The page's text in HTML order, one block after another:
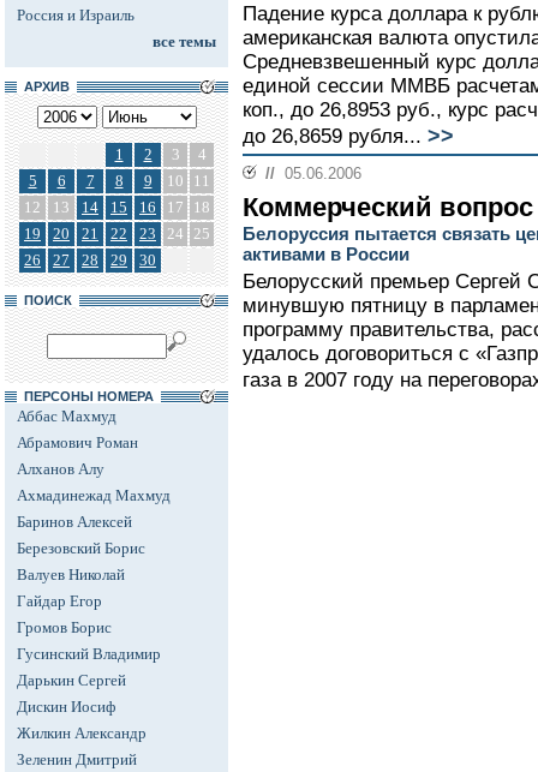
Россия и Израиль
все темы
АРХИВ
1 2 3
4
5
6 7 8 9 10
11
12
13 14 15 16 17
18
19
20 21 22 23 24 25
26
27 28 29 30
ПОИСК
ПЕРСОНЫ НОМЕРА
Аббас Махмуд
Абрамович Роман
Алханов Алу
Ахмадинежад Махмуд
Баринов Алексей
Березовский Борис
Валуев Николай
Гайдар Егор
Громов Борис
Гусинский Владимир
Дарькин Сергей
Дискин Иосиф
Жилкин Александр
Зеленин Дмитрий
Падение курса доллара к
американская валюта
Средневзвешенный курс
единой сессии ММВБ
коп., до 26,8953 руб., курс
до 26,8659 рубля... >>
// 05.06.2006
Коммерческий вопрос
Белоруссия пытается связать
активами в России
Белорусский премьер Сергей
минувшую пятницу в
программу правительства,
удалось договориться с
газа в 2007 году на